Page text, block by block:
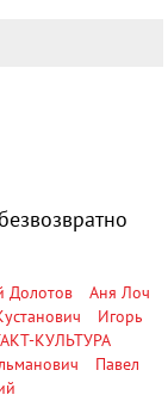
Долотов
Аня Лоч
Игорь
КУЛЬТУРА
Павел